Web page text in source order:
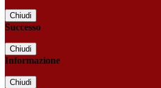
Chiudi
Successo
Chiudi
Informazione
Chiudi